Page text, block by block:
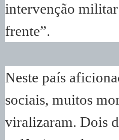
intervenção
frente”.
Neste país
sociais, muitos
viralizaram. Dois